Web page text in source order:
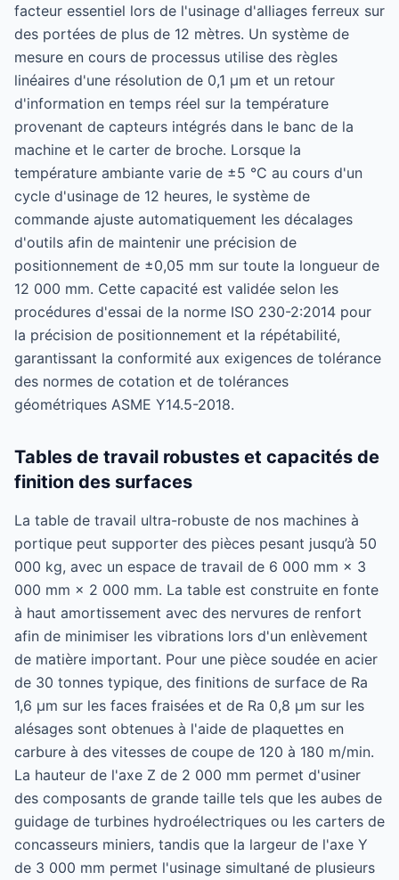
facteur essentiel lors de l'usinage d'alliages ferreux sur
des portées de plus de 12 mètres. Un système de
mesure en cours de processus utilise des règles
linéaires d'une résolution de 0,1 µm et un retour
d'information en temps réel sur la température
provenant de capteurs intégrés dans le banc de la
machine et le carter de broche. Lorsque la
température ambiante varie de ±5 °C au cours d'un
cycle d'usinage de 12 heures, le système de
commande ajuste automatiquement les décalages
d'outils afin de maintenir une précision de
positionnement de ±0,05 mm sur toute la longueur de
12 000 mm. Cette capacité est validée selon les
procédures d'essai de la norme ISO 230-2:2014 pour
la précision de positionnement et la répétabilité,
garantissant la conformité aux exigences de tolérance
des normes de cotation et de tolérances
géométriques ASME Y14.5-2018.
Tables de travail robustes et capacités de
finition des surfaces
La table de travail ultra-robuste de nos machines à
portique peut supporter des pièces pesant jusqu’à 50
000 kg, avec un espace de travail de 6 000 mm × 3
000 mm × 2 000 mm. La table est construite en fonte
à haut amortissement avec des nervures de renfort
afin de minimiser les vibrations lors d'un enlèvement
de matière important. Pour une pièce soudée en acier
de 30 tonnes typique, des finitions de surface de Ra
1,6 µm sur les faces fraisées et de Ra 0,8 µm sur les
alésages sont obtenues à l'aide de plaquettes en
carbure à des vitesses de coupe de 120 à 180 m/min.
La hauteur de l'axe Z de 2 000 mm permet d'usiner
des composants de grande taille tels que les aubes de
guidage de turbines hydroélectriques ou les carters de
concasseurs miniers, tandis que la largeur de l'axe Y
de 3 000 mm permet l'usinage simultané de plusieurs